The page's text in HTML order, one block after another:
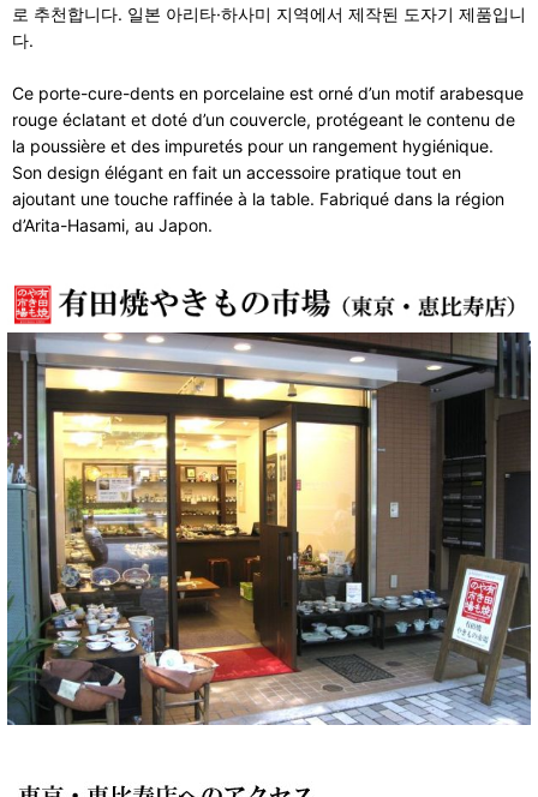
로 추천합니다. 일본 아리타·하사미 지역에서 제작된 도자기 제품입니
다.
Ce porte-cure-dents en porcelaine est orné d’un motif arabesque
rouge éclatant et doté d’un couvercle, protégeant le contenu de
la poussière et des impuretés pour un rangement hygiénique.
Son design élégant en fait un accessoire pratique tout en
ajoutant une touche raffinée à la table. Fabriqué dans la région
d’Arita-Hasami, au Japon.